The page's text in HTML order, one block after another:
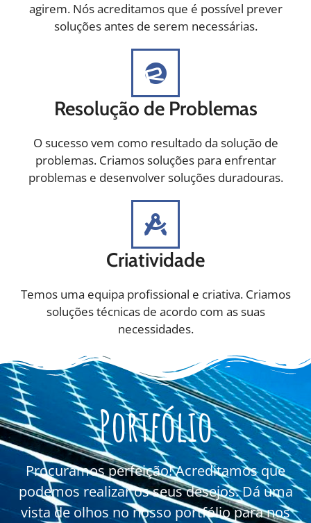
agirem. Nós acreditamos que é possível prever
soluções antes de serem necessárias.
Resolução de Problemas
O sucesso vem como resultado da solução de
problemas. Criamos soluções para enfrentar
problemas e desenvolver soluções duradouras.
Criatividade
Temos uma equipa profissional e criativa. Criamos
soluções técnicas de acordo com as suas
necessidades.
Portfólio
Procuramos perfeição! Acreditamos que
podemos realizar os seus desejos. Dá uma
vista de olhos no nosso portfólio para nos